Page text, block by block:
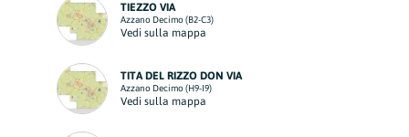
TIEZZO VIA
Azzano Decimo (B2-C3)
Vedi sulla mappa
TITA DEL RIZZO DON VIA
Azzano Decimo (H9-I9)
Vedi sulla mappa